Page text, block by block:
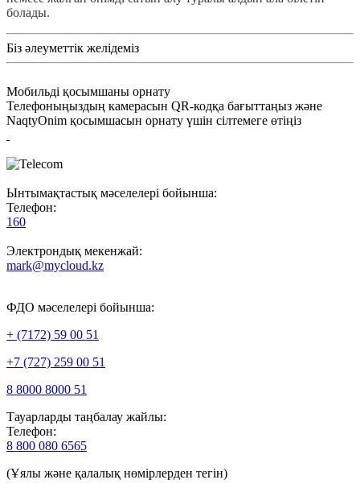
болады.
Біз әлеуметтік желідеміз
Мобильді қосымшаны орнату
Телефоныңыздың камерасын QR-кодқа бағыттаңыз және
NaqtyOnim қосымшасын орнату үшін сілтемеге өтіңіз
Ынтымақтастық мәселелері бойынша:
Телефон:
160
Электрондық мекенжай:
mark@mycloud.kz
ФДО мәселелері бойынша:
+ (7172) 59 00 51
+7 (727) 259 00 51
8 8000 8000 51
Тауарларды таңбалау жайлы:
Телефон:
8 800 080 6565
(Ұялы және қалалық нөмірлерден тегін)